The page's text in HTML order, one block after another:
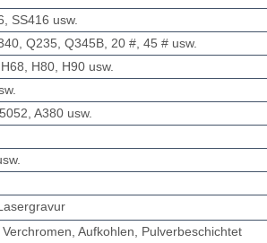
SS416 usw.
Q235, Q345B, 20 #, 45 # usw.
H80, H90 usw.
A380 usw.
Aufkohlen, Pulverbeschichtet